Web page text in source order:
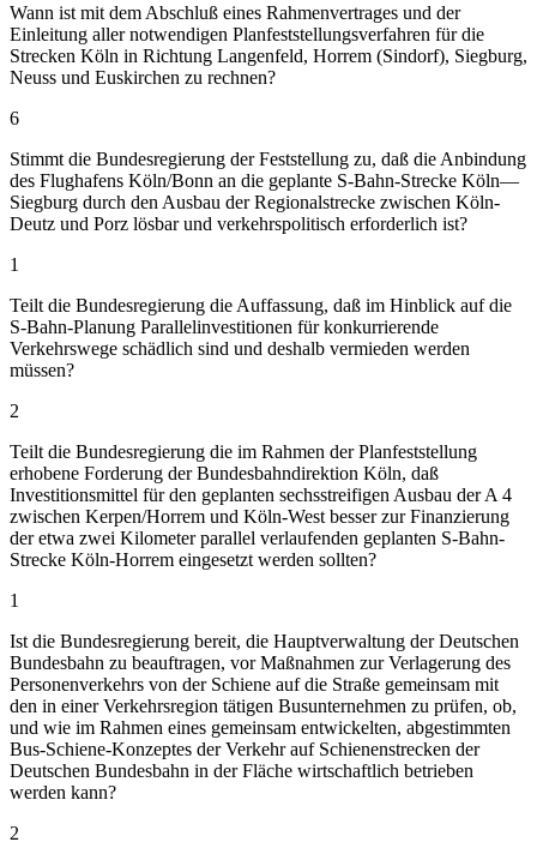
Wann ist mit dem Abschluß eines Rahmenvertrages und der
Einleitung aller notwendigen Planfeststellungsverfahren für die
Strecken Köln in Richtung Langenfeld, Horrem (Sindorf), Siegburg,
Neuss und Euskirchen zu rechnen?
6
Stimmt die Bundesregierung der Feststellung zu, daß die Anbindung
des Flughafens Köln/Bonn an die geplante S-Bahn-Strecke Köln—
Siegburg durch den Ausbau der Regionalstrecke zwischen Köln-
Deutz und Porz lösbar und verkehrspolitisch erforderlich ist?
1
Teilt die Bundesregierung die Auffassung, daß im Hinblick auf die
S-Bahn-Planung Parallelinvestitionen für konkurrierende
Verkehrswege schädlich sind und deshalb vermieden werden
müssen?
2
Teilt die Bundesregierung die im Rahmen der Planfeststellung
erhobene Forderung der Bundesbahndirektion Köln, daß
Investitionsmittel für den geplanten sechsstreifigen Ausbau der A 4
zwischen Kerpen/Horrem und Köln-West besser zur Finanzierung
der etwa zwei Kilometer parallel verlaufenden geplanten S-Bahn-
Strecke Köln-Horrem eingesetzt werden sollten?
1
Ist die Bundesregierung bereit, die Hauptverwaltung der Deutschen
Bundesbahn zu beauftragen, vor Maßnahmen zur Verlagerung des
Personenverkehrs von der Schiene auf die Straße gemeinsam mit
den in einer Verkehrsregion tätigen Busunternehmen zu prüfen, ob,
und wie im Rahmen eines gemeinsam entwickelten, abgestimmten
Bus-Schiene-Konzeptes der Verkehr auf Schienenstrecken der
Deutschen Bundesbahn in der Fläche wirtschaftlich betrieben
werden kann?
2